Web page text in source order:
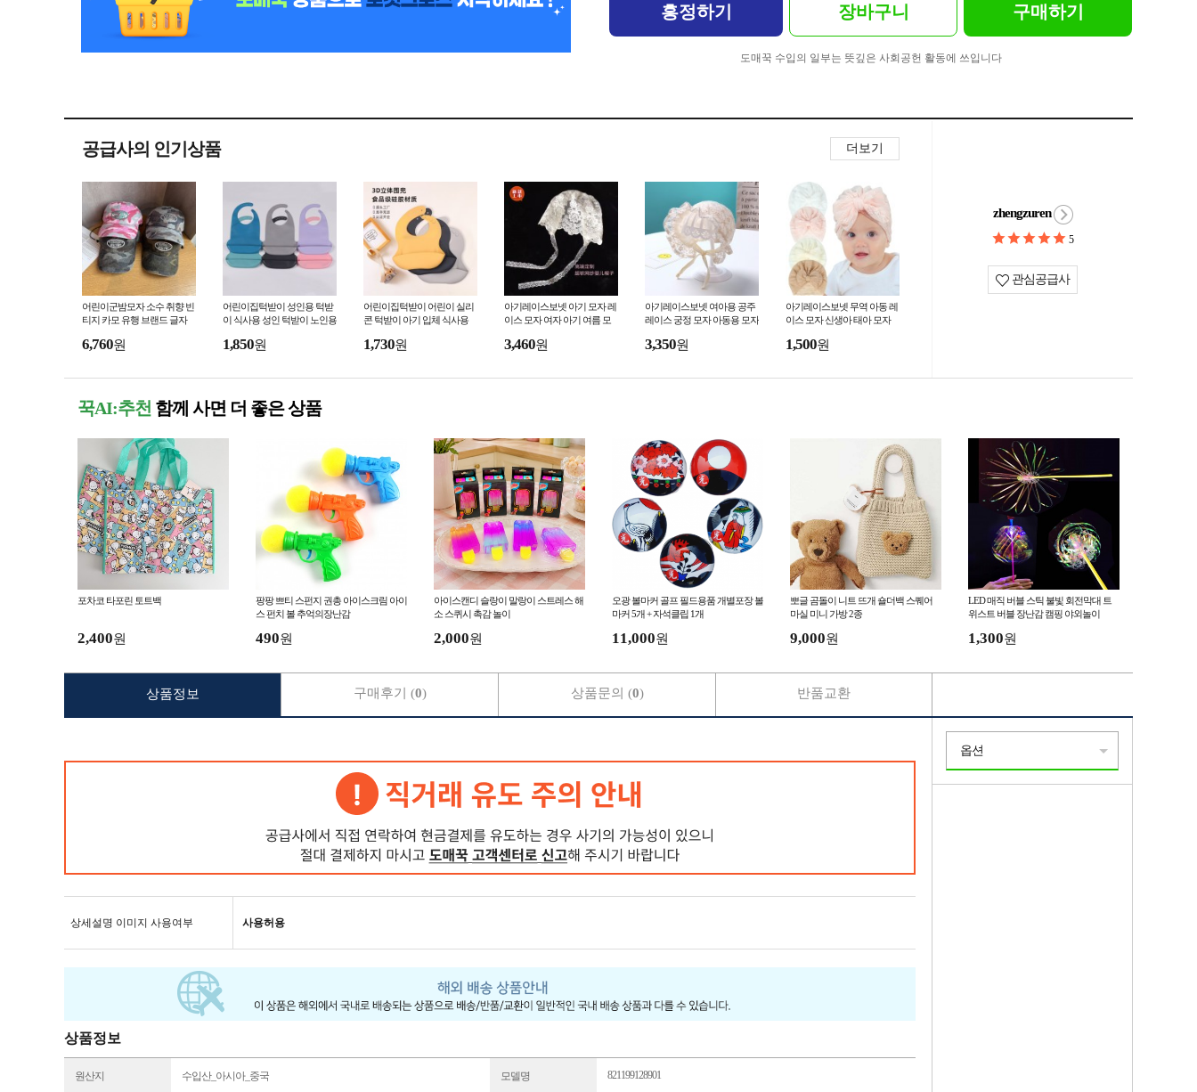
흥정하기 장바구니 구매하기
도매꾹 수입의 일부는 뜻깊은 사회공헌 활동에 쓰입니다
공급사의 인기상품 더보기
어린이군밤모자 소수 취향 빈
티지 카모 유행 브랜드 글자
즈 스트
6,760원
어린이집턱받이 성인용 턱받
이 식사용 성인 턱받이 노인용
1,850원
어린이집턱받이 어린이 실리
콘 턱받이 아기 입체 식사용
없는
1,730원
아기레이스보넷 아기 모자 레
이스 모자 여자 아기 여름 모
공주
3,460원
아기레이스보넷 여아용 공주
레이스 궁정 모자 아동용 모자
3,350원
아기레이스보넷 무역 아동 레
이스 모자 신생아 태아 모자
도 모
1,500원
zhengzuren
5
관심공급사
꾹AI:추천 함께 사면 더 좋은 상품
포차코 타포린 토트백
2,400원
팡팡 쁘티 스펀지 권총 아이스크림 아이
스 펀치 볼 추억의장난감
490원
아이스캔디 슬랑이 말랑이 스트레스 해
소 스퀴시 촉감 놀이
2,000원
오광 볼마커 골프 필드용품 개별포장 볼
마커 5개 + 자석클립 1개
11,000원
뽀글 곰돌이 니트 뜨개 숄더백 스퀘어
마실 미니 가방 2종
9,000원
LED 매직 버블 스틱 불빛 회전막대 트
위스트 버블 장난감 캠핑 야외놀이
1,300원
상세설명 이미지 사용여부 사용허용
상품정보
원산지 수입산_아시아_중국 모델명 821199128901
상품정보 구매후기 (0) 상품문의 (0) 반품교환
옵션